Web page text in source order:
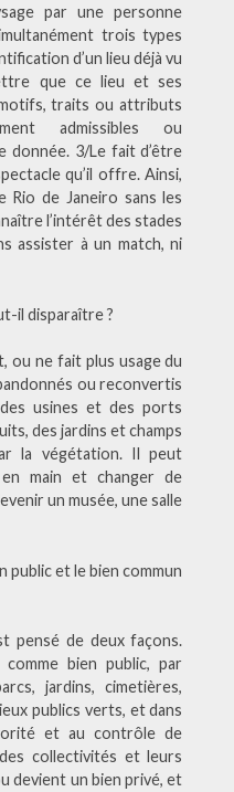
par une personne
trois types
d’un lieu déjà vu
que ce lieu et ses
traits ou attributs
admissibles ou
donnée. 3/Le fait d’être
qu’il offre. Ainsi,
Rio de Janeiro sans les
l’intérêt des stades
assister à un match, ni
il disparaître ?
ou ne fait plus usage du
ou reconvertis
usines et des ports
des jardins et champs
la végétation. Il peut
main et changer de
un musée, une salle
et le bien commun
pensé de deux façons.
bien public, par
jardins, cimetières,
publics verts, et dans
et au contrôle de
collectivités et leurs
devient un bien privé, et